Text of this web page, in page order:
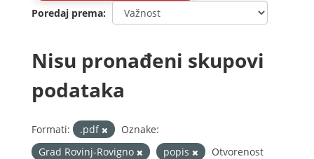
Poredaj prema
Nisu pronađeni skupovi
podataka
Formati: .pdf
Oznake:
Grad Rovinj-Rovigno
popis
Otvorenost